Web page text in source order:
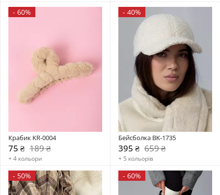
- 60%
Крабик KR-0004
75 ₴ 189 ₴
+ 4 кольори
- 40%
Бейсболка BK-1735
395 ₴ 659 ₴
+ 5 кольорів
- 50% - 60%